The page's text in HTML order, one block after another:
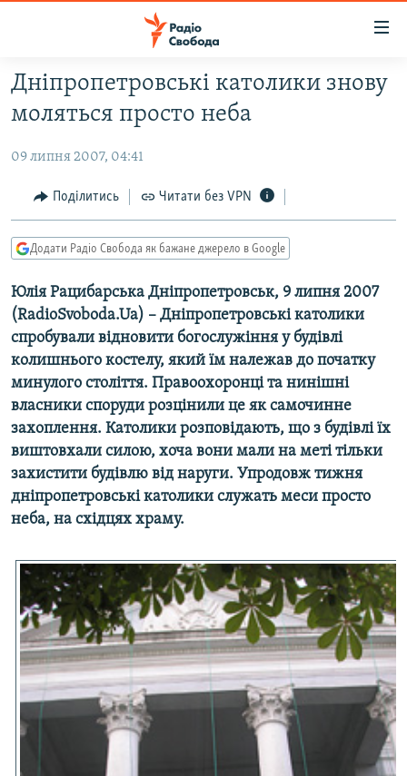
Перейти
до
основного
Перейти
основної
Перейти
пошуку
РАДІО СВОБОДА – 70 РОКІВ
СТАТТІ
ПОЛІТИКА
СУСПІЛЬСТВО
КУЛЬТУРА
СПОРТ
УКРАЇНА
СВІТ
ВІЙНА
ДОНБАС.РЕАЛІЇ
КРИМ.РЕАЛІЇ
ТИ ЯК?
СХЕМИ
КИТАЙ.ВИКЛИКИ
МУЛЬТИМЕДІА
ФОТО
СПЕЦПРОЄКТИ
ПОДКАСТИ
КРИМ РЕАЛІЇ
РУС
УКР
КТАТ
ДОЛУЧАЙСЯ!
Дніпропетровські католики знову
моляться просто неба
09 липня 2007, 04:41
Поділитись Читати без VPN
Додати Радіо Свобода як бажане джерело в Google
Юлія Рацибарська Дніпропетровськ, 9 липня 2007
(RadioSvoboda.Ua) – Дніпропетровські католики
спробували відновити богослужіння у будівлі
колишнього костелу, який їм належав до початку
минулого століття. Правоохоронці та нинішні
власники споруди розцінили це як самочинне
захоплення. Католики розповідають, що з будівлі їх
виштовхали силою, хоча вони мали на меті тільки
захистити будівлю від наруги. Упродовж тижня
дніпропетровські католики служать меси просто
неба, на східцях храму.